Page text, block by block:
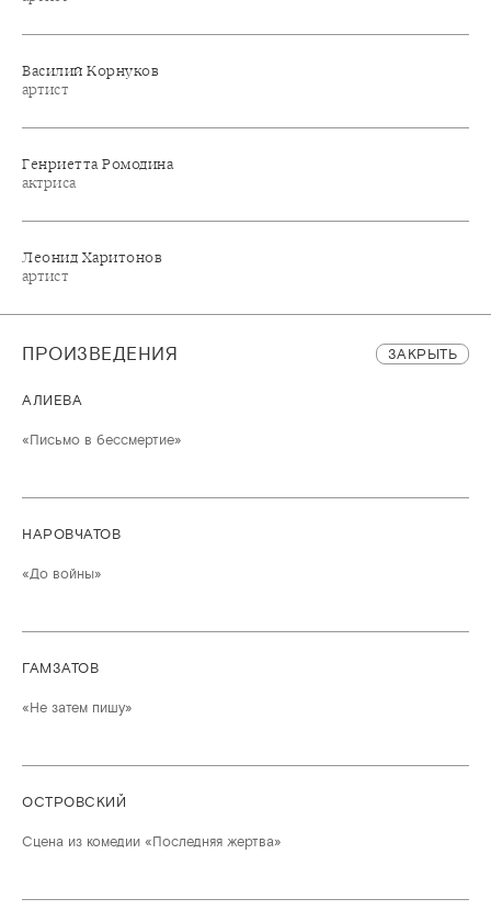
Василий Корнуков
артист
Генриетта Ромодина
актриса
Леонид Харитонов
артист
ПРОИЗВЕДЕНИЯ ЗАКРЫТЬ
АЛИЕВА
«Письмо в бессмертие»
НАРОВЧАТОВ
«До войны»
ГАМЗАТОВ
«Не затем пишу»
ОСТРОВСКИЙ
Сцена из комедии «Последняя жертва»